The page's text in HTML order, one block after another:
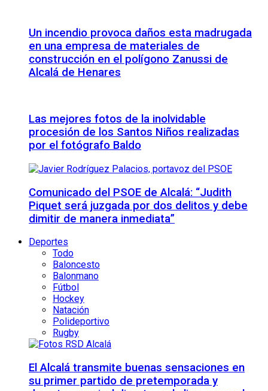
Un incendio provoca daños esta madrugada
en una empresa de materiales de
construcción en el polígono Zanussi de
Alcalá de Henares
Las mejores fotos de la inolvidable
procesión de los Santos Niños realizadas
por el fotógrafo Baldo
Comunicado del PSOE de Alcalá: “Judith
Piquet será juzgada por dos delitos y debe
dimitir de manera inmediata”
Deportes
Todo
Baloncesto
Balonmano
Fútbol
Hockey
Natación
Polideportivo
Rugby
El Alcalá transmite buenas sensaciones en
su primer partido de pretemporada y